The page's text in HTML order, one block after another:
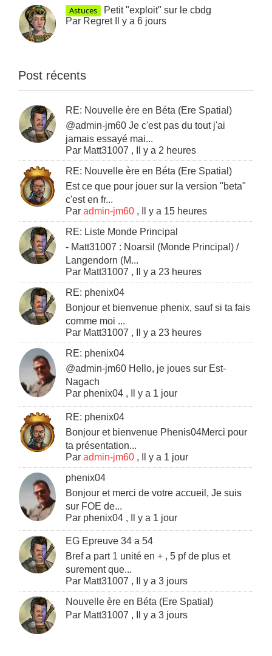
Astuces
Petit "exploit" sur le cbdg
Par Regret Il y a 6 jours
Post récents
RE: Nouvelle ère en Béta (Ere Spatial)
@admin-jm60 Je c'est pas du tout j'ai
jamais essayé mai...
Par Matt31007 ,
Il y a 2 heures
RE: Nouvelle ère en Béta (Ere Spatial)
Est ce que pour jouer sur la version "beta"
c'est en fr...
Paradmin-jm60 ,
Il y a 15 heures
RE: Liste Monde Principal
- Matt31007 : Noarsil (Monde Principal) /
Langendorn (M...
Par Matt31007 ,
Il y a 23 heures
RE: phenix04
Bonjour et bienvenue phenix, sauf si ta fais
comme moi ...
Par Matt31007 ,
Il y a 23 heures
RE: phenix04
@admin-jm60 Hello, je joues sur Est-
Nagach
Par phenix04 , Il y a 1 jour
RE: phenix04
Bonjour et bienvenue Phenis04Merci pour
ta présentation...
Paradmin-jm60 ,
Il y a 1 jour
phenix04
Bonjour et merci de votre accueil, Je suis
sur FOE de...
Par phenix04 , Il y a 1 jour
EG Epreuve 34 a 54
Bref a part 1 unité en + , 5 pf de plus et
surement que...
Par Matt31007 ,
Il y a 3 jours
Nouvelle ère en Béta (Ere Spatial)
Par Matt31007 , Il y a 3 jours